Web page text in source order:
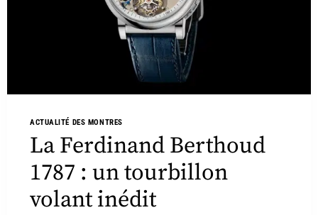
ACTUALITÉ DES MONTRES
La Ferdinand Berthoud
1787 : un tourbillon
volant inédit